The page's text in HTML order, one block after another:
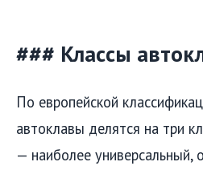
### Классы
По европейской
автоклавы делятся на три
— наиболее универсальный,